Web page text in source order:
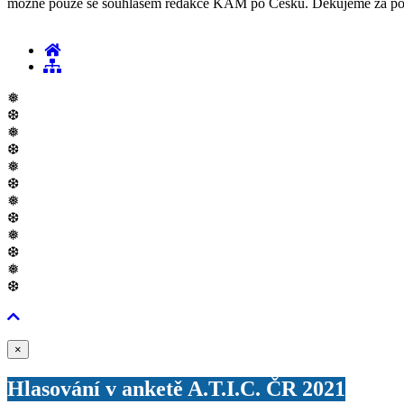
❅
❆
❅
❆
❅
❆
❅
❆
❅
❆
❅
❆
×
Hlasování v anketě A.T.I.C. ČR 2021